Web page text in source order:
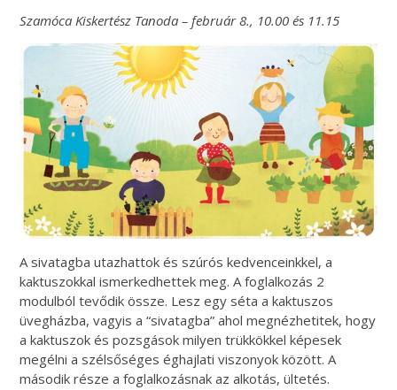
Szamóca Kiskertész Tanoda – február 8., 10.00 és 11.15
A sivatagba utazhattok és szúrós kedvenceinkkel, a
kaktuszokkal ismerkedhettek meg. A foglalkozás 2
modulból tevődik össze. Lesz egy séta a kaktuszos
üvegházba, vagyis a “sivatagba” ahol megnézhetitek, hogy
a kaktuszok és pozsgások milyen trükkökkel képesek
megélni a szélsőséges éghajlati viszonyok között. A
második része a foglalkozásnak az alkotás, ültetés.